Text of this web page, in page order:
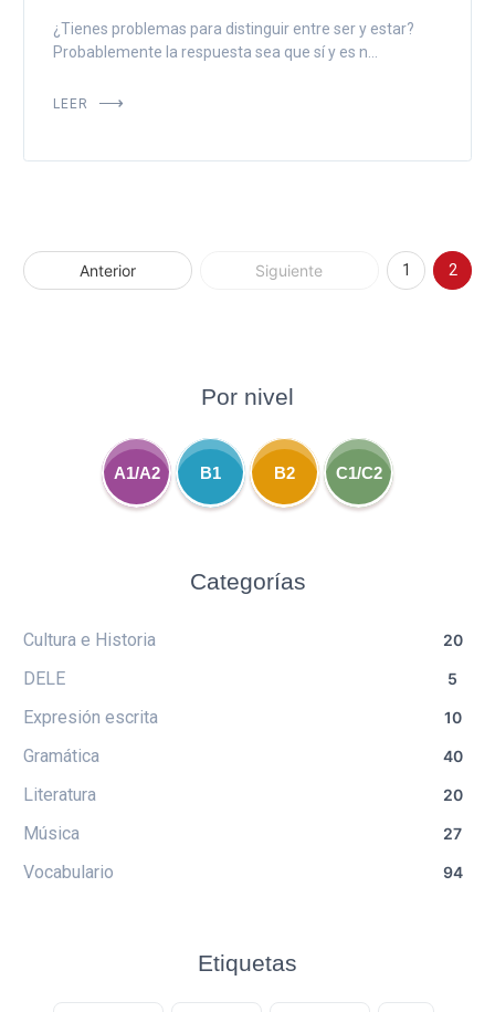
¿Tienes problemas para distinguir entre ser y estar?
Probablemente la respuesta sea que sí y es n...
LEER
Anterior Siguiente 1 2
Por nivel
A1/A2 B1 B2 C1/C2
Categorías
Cultura e Historia 20
DELE 5
Expresión escrita 10
Gramática 40
Literatura 20
Música 27
Vocabulario 94
Etiquetas